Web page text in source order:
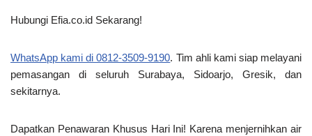
Hubungi Efia.co.id Sekarang!
WhatsApp kami di 0812-3509-9190. Tim ahli kami siap melayani
pemasangan di seluruh Surabaya, Sidoarjo, Gresik, dan
sekitarnya.
Dapatkan Penawaran Khusus Hari Ini! Karena menjernihkan air